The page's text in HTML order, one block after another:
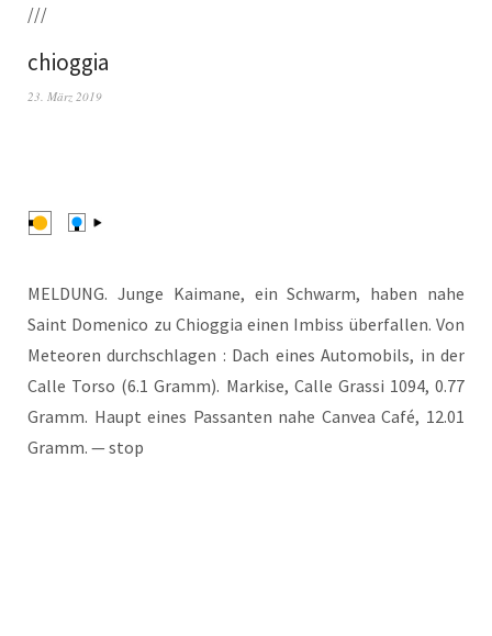
///
chioggia
23. März 2019
MELDUNG. Jun­ge Kai­ma­ne, ein Schwarm, haben nahe
Saint Dome­ni­co zu Chiog­gia einen Imbiss über­fal­len. Von
Meteo­ren durch­schla­gen : Dach eines Auto­mo­bils, in der
Cal­le Tor­so (6.1 Gramm). Mar­ki­se, Cal­le Gras­si 1094, 0.77
Gramm. Haupt eines Pas­san­ten nahe Can­vea Café, 12.01
Gramm. — stop